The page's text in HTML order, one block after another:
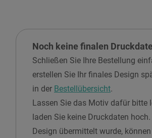
Noch keine finalen
Schließen Sie Ihre Bestellung
erstellen Sie Ihr finales Design
in der Bestellübersicht.
Lassen Sie das Motiv dafür bitte
laden Sie keine Druckdaten
Design übermittelt wurde,